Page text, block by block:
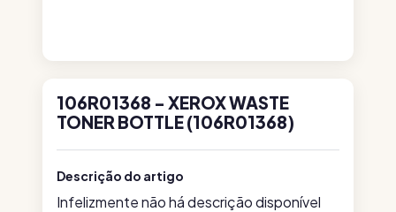
106R01368 - XEROX WASTE
TONER BOTTLE (106R01368)
Descrição do artigo
Infelizmente não há descrição disponível